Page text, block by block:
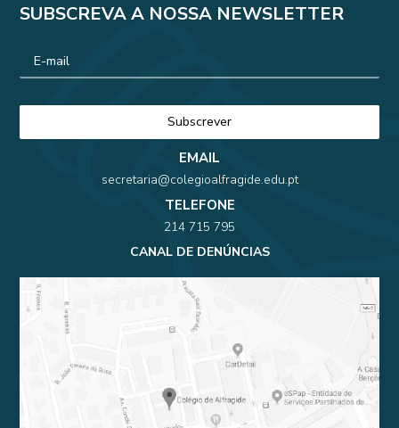
SUBSCREVA A NOSSA NEWSLETTER
EMAIL
secretaria@colegioalfragide.edu.pt
TELEFONE
214 715 795
CANAL DE DENÚNCIAS